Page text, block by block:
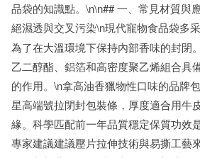
品袋的知識點。\n\n## 一、常見材質
絕濕透與交叉污染\n現代寵物食品袋多
為了在大溫環境下保持內部香味的封閉
乙二醇酯、鋁箔和高密度聚乙烯組合具
的作用。\n拿高油香獵物性口味的品牌
星高端號拉閉封包裝條，厚度適合用牛
緣。科學匹配前一年品質穩定保質功效
專家建議建議壓片拉伸技術與易撕工藝